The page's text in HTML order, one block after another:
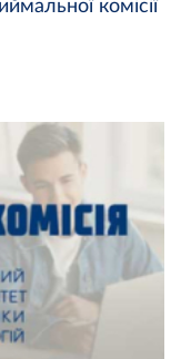
комісії